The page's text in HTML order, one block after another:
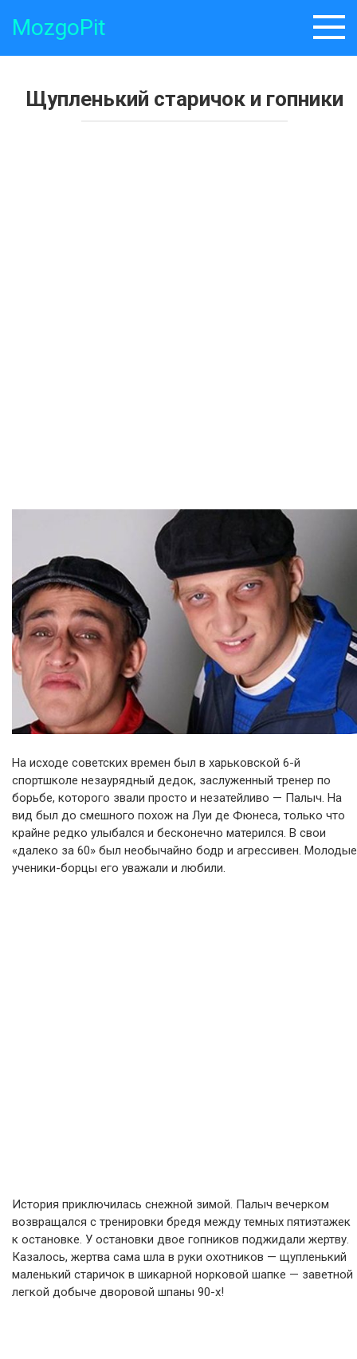
MozgoPit
Щупленький старичок и гопники
На исходе советских времен был в харьковской 6-й
спортшколе незаурядный дедок, заслуженный тренер по
борьбе, которого звали просто и незатейливо — Палыч. На
вид был до смешного похож на Луи де Фюнеса, только что
крайне редко улыбался и бесконечно матерился. В свои
«далеко за 60» был необычайно бодр и агрессивен. Молодые
ученики-борцы его уважали и любили.
История приключилась снежной зимой. Палыч вечерком
возвращался с тренировки бредя между темных пятиэтажек
к остановке. У остановки двое гопников поджидали жертву.
Казалось, жертва сама шла в руки охотников — щупленький
маленький старичок в шикарной норковой шапке — заветной
легкой добыче дворовой шпаны 90-х!